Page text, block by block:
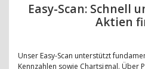
Easy-Scan: Schnell
Aktien
Unser Easy-Scan unterstützt
Kennzahlen sowie Chartsignal. Über